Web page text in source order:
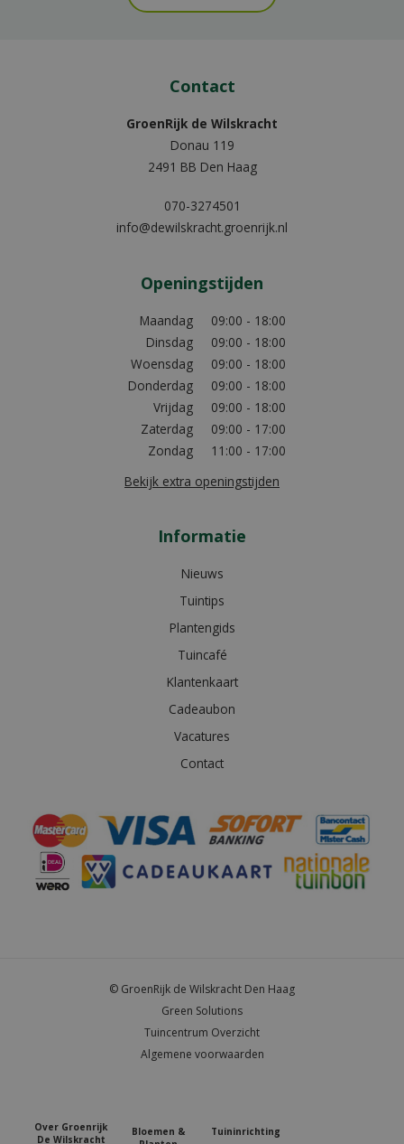
Contact
GroenRijk de Wilskracht
Donau 119
2491 BB Den Haag
070-3274501
info@dewilskracht.groenrijk.nl
Openingstijden
Maandag
09:00 - 18:00
Dinsdag
09:00 - 18:00
Woensdag
09:00 - 18:00
Donderdag
09:00 - 18:00
Vrijdag
09:00 - 18:00
Zaterdag
09:00 - 17:00
Zondag
11:00 - 17:00
Bekijk extra openingstijden
Informatie
Nieuws
Tuintips
Plantengids
Tuincafé
Klantenkaart
Cadeaubon
Vacatures
Contact
© GroenRijk de Wilskracht Den Haag
Green Solutions
Tuincentrum Overzicht
Algemene voorwaarden
Over Groenrijk
De Wilskracht
Bloemen &
Tuininrichting